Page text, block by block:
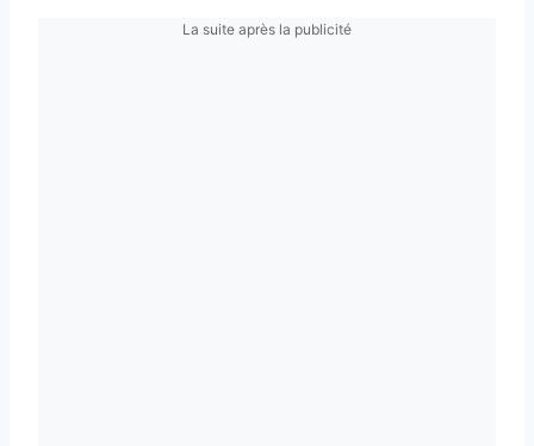
La suite après la publicité